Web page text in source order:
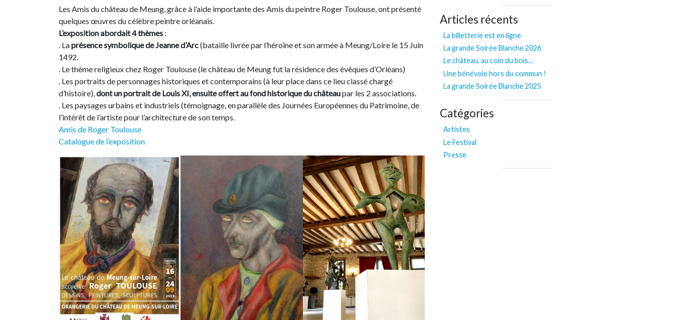
Les Amis du château de Meung, grâce à l’aide importante des Amis du peintre Roger Toulouse, ont présenté
quelques œuvres du célèbre peintre orléanais.
L’exposition abordait 4 thèmes :
. Laprésence symbolique de Jeanne d’Arc(bataille livrée par l’héroïne et son armée à Meung/Loire le 15 Juin
1492.
. Le thème religieux chez Roger Toulouse (le château de Meung fut la résidence des évêques d’Orléans)
. Les portraits de personnages historiques et contemporains (à leur place dans ce lieu classé chargé
d’histoire),dont un portrait de Louis XI, ensuite offert au fond historique du châteaupar les 2 associations.
. Les paysages urbains et industriels (témoignage, en parallèle des Journées Européennes du Patrimoine, de
l’intérêt de l’artiste pour l’architecture de son temps.
Amis de Roger Toulouse
Catalogue de l’exposition
Articles récents
La billetterie est en ligne
La grande Soirée Blanche 2026
Le château, au coin du bois…
Une bénévole hors du commun !
La grande Soirée Blanche 2025
Catégories
Artistes
Le Festival
Presse